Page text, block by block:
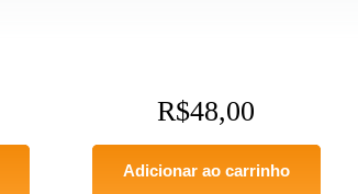
R$48,00
Adicionar ao carrinho